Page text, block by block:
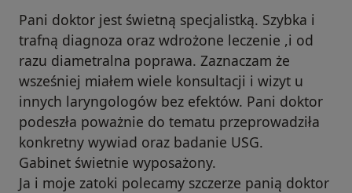
Pani doktor jest świetną specjalistką. Szybka i
trafną diagnoza oraz wdrożone leczenie ,i od
razu diametralna poprawa. Zaznaczam że
wsześniej miałem wiele konsultacji i wizyt u
innych laryngologów bez efektów. Pani doktor
podeszła poważnie do tematu przeprowadziła
konkretny wywiad oraz badanie USG.
Gabinet świetnie wyposażony.
Ja i moje zatoki polecamy szczerze panią doktor